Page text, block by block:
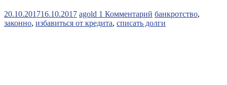
20.10.201716.10.2017 agold 1 Комментарий банкротство,
законно, избавиться от кредита, списать долги